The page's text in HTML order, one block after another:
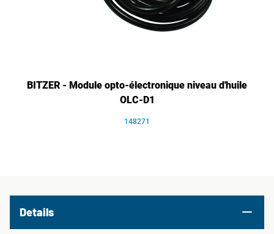
BITZER - Module opto-électronique niveau d'huile
OLC-D1
148271
Details